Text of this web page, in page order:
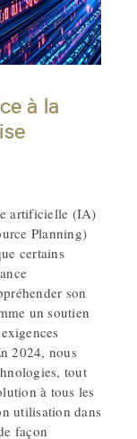
à la
artificielle (IA)
Planning)
certains
son
un soutien
2024, nous
tout
à tous les
utilisation dans
façon